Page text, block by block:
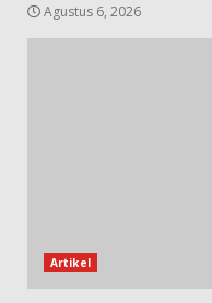
Agustus 6, 2026
Artikel